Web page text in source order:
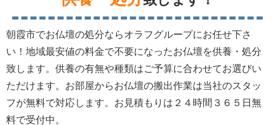
朝霞市でお仏壇の処分ならオラフグループにお任せ下さ
い！地域最安値の料金で不要になったお仏壇を供養・処分
致します。供養の有無や種類はご予算に合わせてお選びい
ただけます。お部屋からお仏壇の搬出作業は当社のスタッ
フが無料で対応します。お見積もりは２４時間３６５日無
料で受付中。